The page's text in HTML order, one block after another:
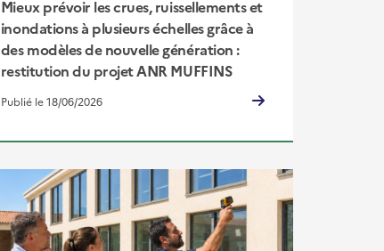
Mieux prévoir les crues, ruissellements et
inondations à plusieurs échelles grâce à
des modèles de nouvelle génération :
restitution du projet ANR MUFFINS
Publié le 18/06/2026